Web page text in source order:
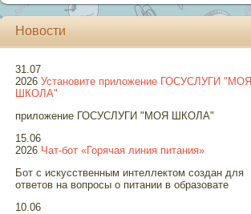
Новости
31.07
2026 Установите приложение ГОСУСЛУГИ "МОЯ
ШКОЛА"
приложение ГОСУСЛУГИ "МОЯ ШКОЛА"
15.06
2026 Чат-бот «Горячая линия питания»
Бот с искусственным интеллектом создан для
ответов на вопросы о питании в образовате
10.06